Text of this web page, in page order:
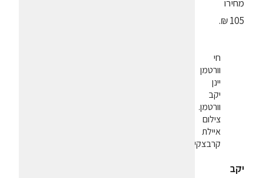
מחירו
105 ₪.
חי
וורטמן
יינן
יקב
וורטמן.
צילום
איילת
קרבצקי
יקב